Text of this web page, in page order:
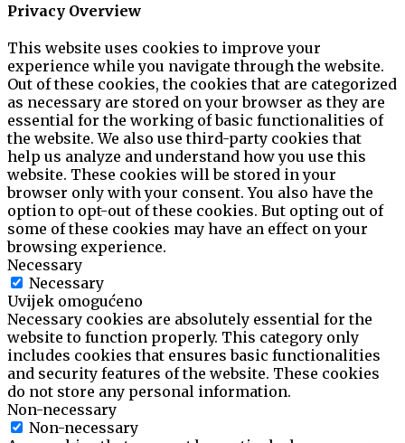
Privacy Overview
This website uses cookies to improve your
experience while you navigate through the website.
Out of these cookies, the cookies that are categorized
as necessary are stored on your browser as they are
essential for the working of basic functionalities of
the website. We also use third-party cookies that
help us analyze and understand how you use this
website. These cookies will be stored in your
browser only with your consent. You also have the
option to opt-out of these cookies. But opting out of
some of these cookies may have an effect on your
browsing experience.
Necessary
Necessary
Uvijek omogućeno
Necessary cookies are absolutely essential for the
website to function properly. This category only
includes cookies that ensures basic functionalities
and security features of the website. These cookies
do not store any personal information.
Non-necessary
Non-necessary